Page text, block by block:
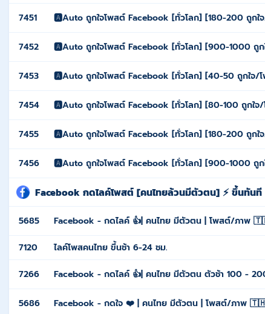
7451 🅰️Auto ถูกใจโพสต์ Facebook [ทั่วโลก] [180-200 ถูกใ
7452 🅰️Auto ถูกใจโพสต์ Facebook [ทั่วโลก] [900-1000 ถูก
7453 🅰️Auto ถูกใจโพสต์ Facebook [ทั่วโลก] [40-50 ถูกใจ/
7454 🅰️Auto ถูกใจโพสต์ Facebook [ทั่วโลก] [80-100 ถูกใ
7455 🅰️Auto ถูกใจโพสต์ Facebook [ทั่วโลก] [180-200 ถูก
7456 🅰️Auto ถูกใจโพสต์ Facebook [ทั่วโลก] [900-1000 ถู
Facebook กดไลค์โพสต์ [คนไทยล้วนมีตัวตน] ⚡ ขึ้นทันที
5685 Facebook - กดไลค์ 👍| คนไทย มีตัวตน | โพสต์/ภาพ
7120 ไลค์โพสคนไทย ขึ้นช้า 6-24 ชม.
7266 Facebook - กดไลค์ 👍| คนไทย มีตัวตน ตัวช้า 100 -
5686 Facebook - กดใจ ❤️ | คนไทย มีตัวตน | โพสต์/ภาพ